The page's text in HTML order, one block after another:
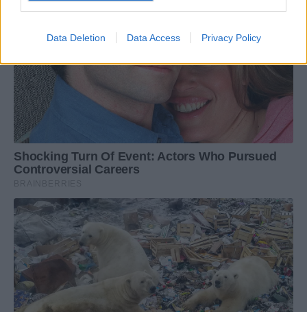
Data Deletion Data Access Privacy Policy